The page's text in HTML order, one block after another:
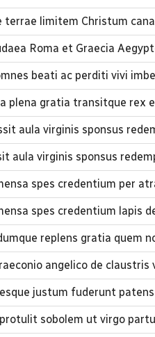
terrae limitem Christum
Roma et Graecia
beati ac perditi vivi
plena gratia transitque rex
aula virginis sponsus
aula virginis sponsus
spes credentium per
spes credentium lapis
replens gratia quem
angelico de
justum fuderunt
sobolem ut virgo